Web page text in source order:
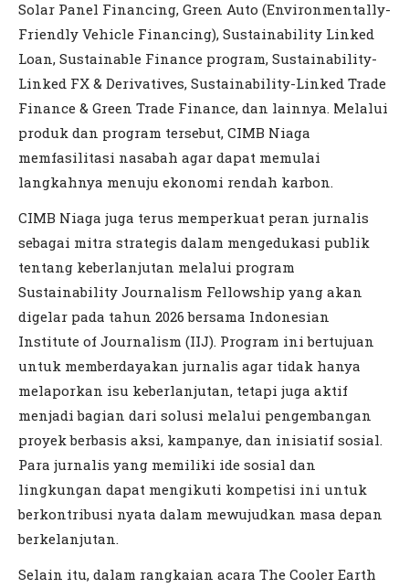
Solar Panel Financing, Green Auto (Environmentally-
Friendly Vehicle Financing), Sustainability Linked
Loan, Sustainable Finance program, Sustainability-
Linked FX & Derivatives, Sustainability-Linked Trade
Finance & Green Trade Finance, dan lainnya. Melalui
produk dan program tersebut, CIMB Niaga
memfasilitasi nasabah agar dapat memulai
langkahnya menuju ekonomi rendah karbon.
CIMB Niaga juga terus memperkuat peran jurnalis
sebagai mitra strategis dalam mengedukasi publik
tentang keberlanjutan melalui program
Sustainability Journalism Fellowship yang akan
digelar pada tahun 2026 bersama Indonesian
Institute of Journalism (IIJ). Program ini bertujuan
untuk memberdayakan jurnalis agar tidak hanya
melaporkan isu keberlanjutan, tetapi juga aktif
menjadi bagian dari solusi melalui pengembangan
proyek berbasis aksi, kampanye, dan inisiatif sosial.
Para jurnalis yang memiliki ide sosial dan
lingkungan dapat mengikuti kompetisi ini untuk
berkontribusi nyata dalam mewujudkan masa depan
berkelanjutan.
Selain itu, dalam rangkaian acara The Cooler Earth